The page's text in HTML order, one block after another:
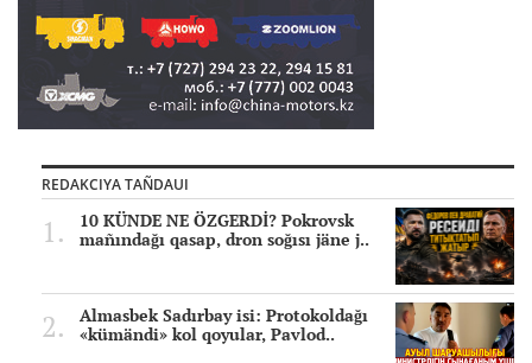
REDAKCIYA TAÑDAUI
10 KÜNDE NE ÖZGERDİ? Pokrovsk
mañındağı qasap, dron soğısı jäne j..
Almasbek Sadırbay isi: Protokoldağı
«kümändi» kol qoyular, Pavlod..